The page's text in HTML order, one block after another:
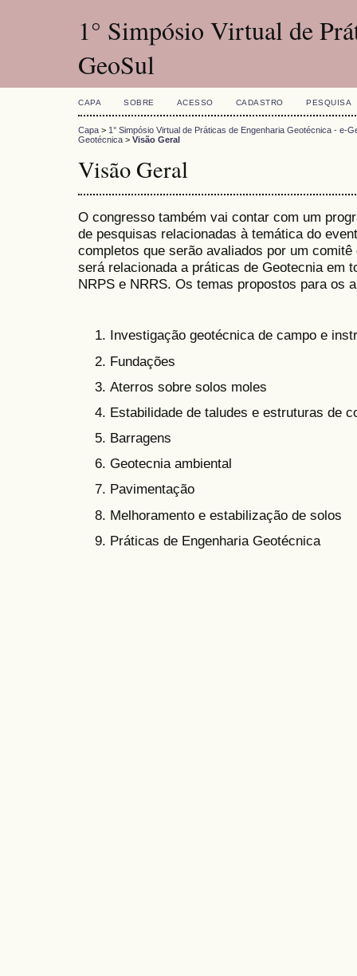
1° Simpósio Virtual de
GeoSul
CAPA SOBRE ACESSO CADASTRO PESQUISA
Capa > 1° Simpósio Virtual de Práticas de Engenharia Geotécnica - e-
Geotécnica > Visão Geral
Visão Geral
O congresso também vai contar com um
de pesquisas relacionadas à temática do
completos que serão avaliados por um
será relacionada a práticas de Geotecnia em
NRPS e NRRS. Os temas propostos para os
Investigação geotécnica de campo e
Fundações
Aterros sobre solos moles
Estabilidade de taludes e estruturas de
Barragens
Geotecnia ambiental
Pavimentação
Melhoramento e estabilização de solos
Práticas de Engenharia Geotécnica